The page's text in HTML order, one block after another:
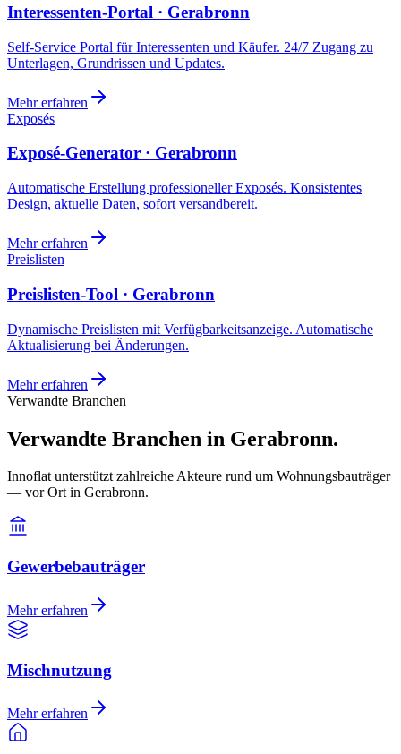
Interessenten-Portal · Gerabronn
Self-Service Portal für Interessenten und Käufer. 24/7 Zugang zu
Unterlagen, Grundrissen und Updates.
Mehr erfahren
Exposés
Exposé-Generator · Gerabronn
Automatische Erstellung professioneller Exposés. Konsistentes
Design, aktuelle Daten, sofort versandbereit.
Mehr erfahren
Preislisten
Preislisten-Tool · Gerabronn
Dynamische Preislisten mit Verfügbarkeitsanzeige. Automatische
Aktualisierung bei Änderungen.
Mehr erfahren
Verwandte Branchen
Verwandte Branchen in Gerabronn.
Innoflat unterstützt zahlreiche Akteure rund um Wohnungsbauträger
— vor Ort in Gerabronn.
Gewerbebauträger
Mehr erfahren
Mischnutzung
Mehr erfahren